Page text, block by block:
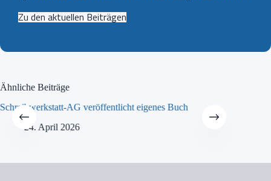
Zu den aktuellen Beiträgen
Ähnliche Beiträge
Schreibwerkstatt-AG veröffentlicht eigenes Buch
24. April 2026